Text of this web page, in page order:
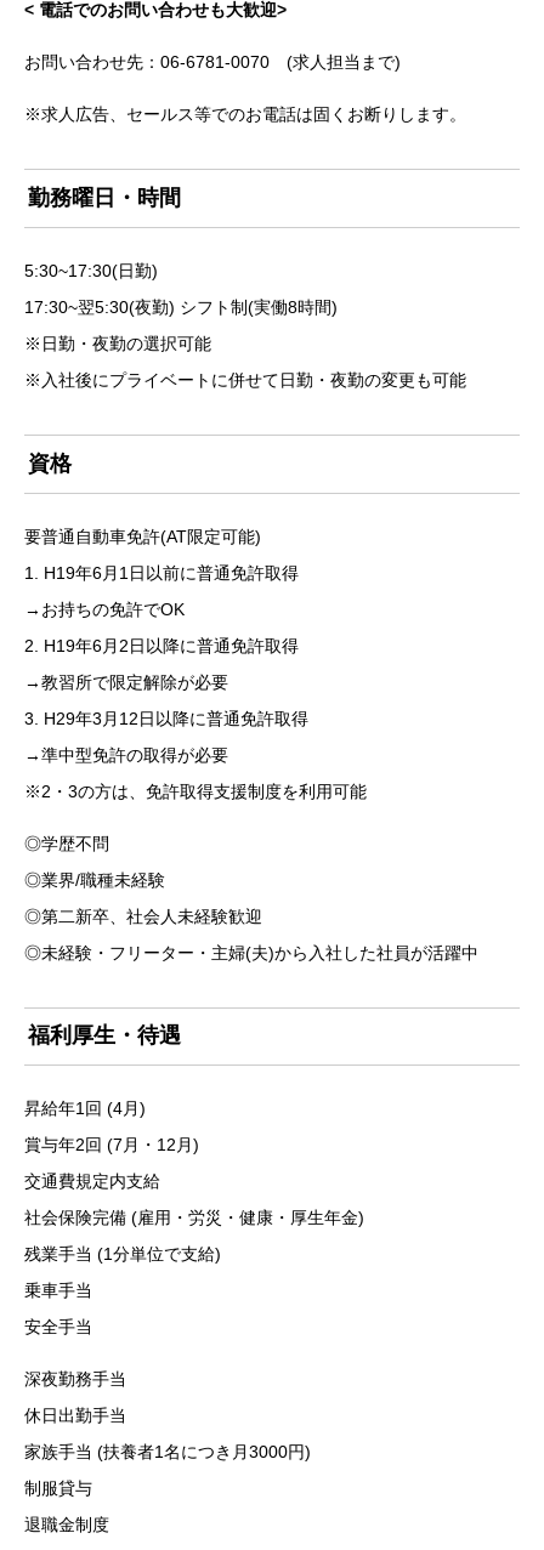
< 電話でのお問い合わせも大歓迎>
お問い合わせ先：06-6781-0070 (求人担当まで)
※求人広告、セールス等でのお電話は固くお断りします。
勤務曜日・時間
5:30~17:30(日勤)
17:30~翌5:30(夜勤) シフト制(実働8時間)
※日勤・夜勤の選択可能
※入社後にプライベートに併せて日勤・夜勤の変更も可能
資格
要普通自動車免許(AT限定可能)
1. H19年6月1日以前に普通免許取得
→お持ちの免許でOK
2. H19年6月2日以降に普通免許取得
→教習所で限定解除が必要
3. H29年3月12日以降に普通免許取得
→準中型免許の取得が必要
※2・3の方は、免許取得支援制度を利用可能
◎学歴不問
◎業界/職種未経験
◎第二新卒、社会人未経験歓迎
◎未経験・フリーター・主婦(夫)から入社した社員が活躍中
福利厚生・待遇
昇給年1回 (4月)
賞与年2回 (7月・12月)
交通費規定内支給
社会保険完備 (雇用・労災・健康・厚生年金)
残業手当 (1分単位で支給)
乗車手当
安全手当
深夜勤務手当
休日出勤手当
家族手当 (扶養者1名につき月3000円)
制服貸与
退職金制度